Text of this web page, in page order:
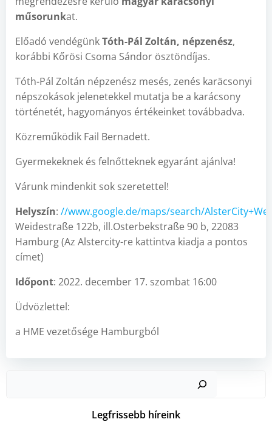
műsorunkat.
Előadó vendégünkTóth-Pál Zoltán, népzenész,
korábbi Kőrösi Csoma Sándor ösztöndíjas.
Tóth-Pál Zoltán népzenész mesés, zenés karäcsonyi
népszokások jelenetekkel mutatja be a karácsony
történetét, hagyományos értékeinket továbbadva.
Közreműködik Fail Bernadett.
Gyermekeknek és felnőtteknek egyaránt ajánlva!
Várunk mindenkit sok szeretettel!
Helyszín: //www.google.de/maps/search/
Weidestraße 122b, ill.Osterbekstraße 90 b, 22083
Hamburg (Az Alstercity-re kattintva kiadja a pontos
címet)
Időpont: 2022. december 17. szombat 16:00
Üdvözlettel:
a HME vezetősége Hamburgból
Legfrissebb híreink